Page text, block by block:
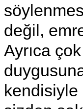
değil,
Ayrıca